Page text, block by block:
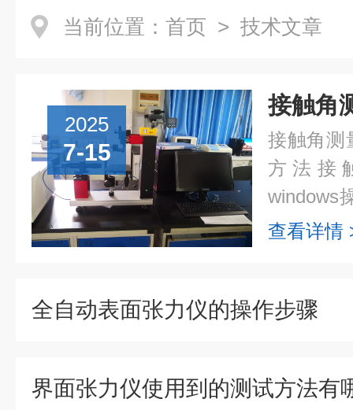
当前位置： 首页 > 技术文章
2025
7-15
接触角测
方法接
windows
新颖、操
查看详情
全自动表面张力仪的操作步骤
界面张力仪使用到的测试方法有